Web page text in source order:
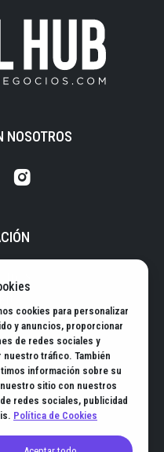
NOSOTROS
y Condiciones
cookies para personalizar
y anuncios, proporcionar
de redes sociales y
nuestro tráfico. También
información sobre su
sitio con nuestros
redes sociales, publicidad
Política de Cookies